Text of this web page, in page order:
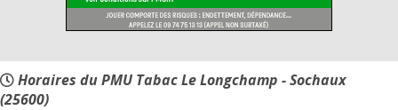
Horaires du PMU Tabac Le Longchamp - Sochaux
(25600)